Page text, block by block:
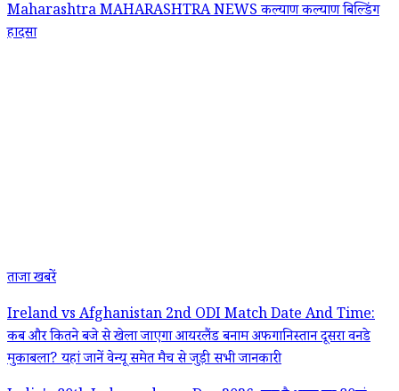
MaharashtraMAHARASHTRA NEWSकल्याणकल्याण बिल्डिंग
हादसा
ताजा खबरें
Ireland vs Afghanistan 2nd ODI Match Date And Time:
कब और कितने बजे से खेला जाएगा आयरलैंड बनाम अफगानिस्तान दूसरा वनडे
मुकाबला? यहां जानें वेन्यू समेत मैच से जुड़ी सभी जानकारी